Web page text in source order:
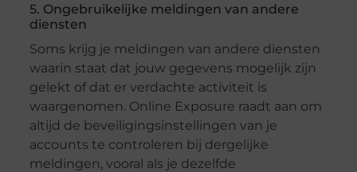
5. Ongebruikelijke meldingen van andere
diensten
Soms krijg je meldingen van andere diensten
waarin staat dat jouw gegevens mogelijk zijn
gelekt of dat er verdachte activiteit is
waargenomen. Online Exposure raadt aan om
altijd de beveiligingsinstellingen van je
accounts te controleren bij dergelijke
meldingen, vooral als je dezelfde